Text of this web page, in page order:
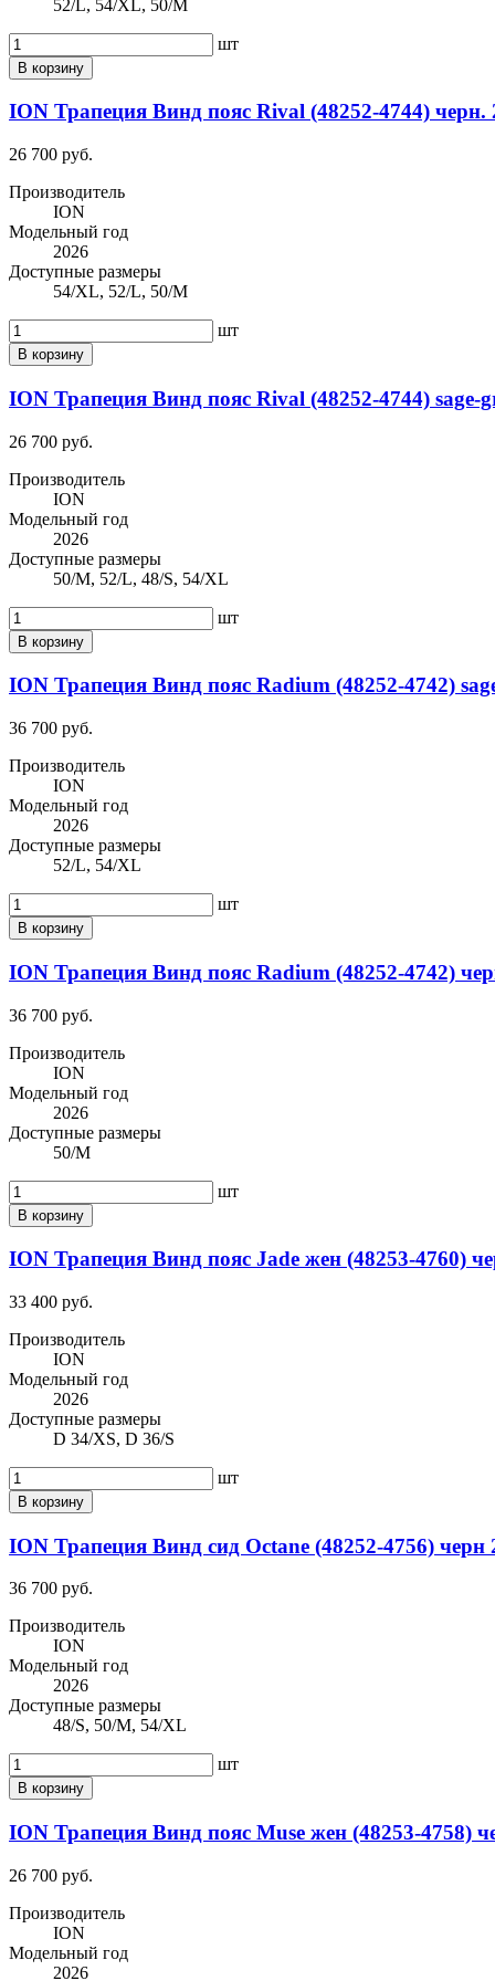
52/L, 54/XL, 50/M
шт
В корзину
ION Трапеция Винд пояс Rival (48252-4744) черн.
26 700 руб.
Производитель
ION
Модельный год
2026
Доступные размеры
54/XL, 52/L, 50/M
шт
В корзину
ION Трапеция Винд пояс Rival (48252-4744) sage-
26 700 руб.
Производитель
ION
Модельный год
2026
Доступные размеры
50/M, 52/L, 48/S, 54/XL
шт
В корзину
ION Трапеция Винд пояс Radium (48252-4742)
36 700 руб.
Производитель
ION
Модельный год
2026
Доступные размеры
52/L, 54/XL
шт
В корзину
ION Трапеция Винд пояс Radium (48252-4742)
36 700 руб.
Производитель
ION
Модельный год
2026
Доступные размеры
50/M
шт
В корзину
ION Трапеция Винд пояс Jade жен (48253-4760)
33 400 руб.
Производитель
ION
Модельный год
2026
Доступные размеры
D 34/XS, D 36/S
шт
В корзину
ION Трапеция Винд сид Octane (48252-4756) черн
36 700 руб.
Производитель
ION
Модельный год
2026
Доступные размеры
48/S, 50/M, 54/XL
шт
В корзину
ION Трапеция Винд пояс Muse жен (48253-4758)
26 700 руб.
Производитель
ION
Модельный год
2026